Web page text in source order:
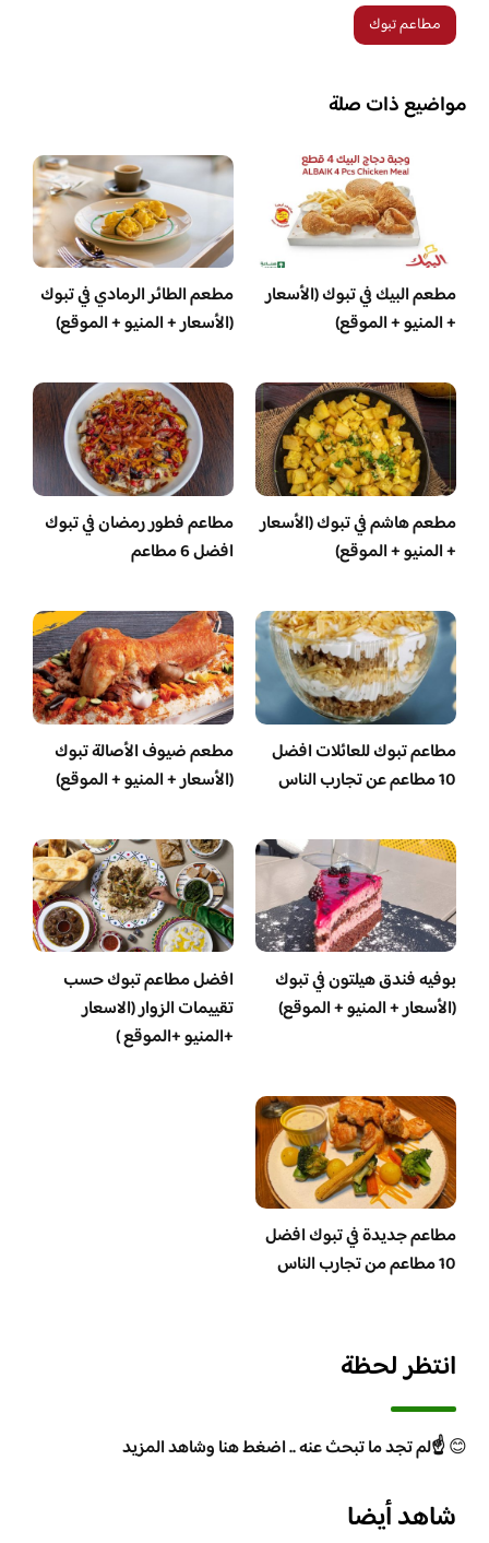
مطاعم تبوك
مواضيع ذات صلة
مطعم البيك في تبوك (الأسعار
+ المنيو + الموقع)
مطعم الطائر الرمادي في تبوك
(الأسعار + المنيو + الموقع)
مطعم هاشم في تبوك (الأسعار
+ المنيو + الموقع)
مطاعم فطور رمضان في تبوك
افضل 6 مطاعم
مطاعم تبوك للعائلات افضل
10 مطاعم عن تجارب الناس
مطعم ضيوف الأصالة تبوك
(الأسعار + المنيو + الموقع)
بوفيه فندق هيلتون في تبوك
(الأسعار + المنيو + الموقع)
افضل مطاعم تبوك حسب
تقييمات الزوار (الاسعار
+المنيو +الموقع )
مطاعم جديدة في تبوك افضل
10 مطاعم من تجارب الناس
انتظر لحظة
😊☝️لم تجد ما تبحث عنه .. اضغط هنا وشاهد المزيد
شاهد أيضا